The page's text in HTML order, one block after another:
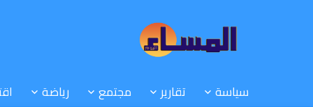
سياسة تقارير مجتمع رياضة